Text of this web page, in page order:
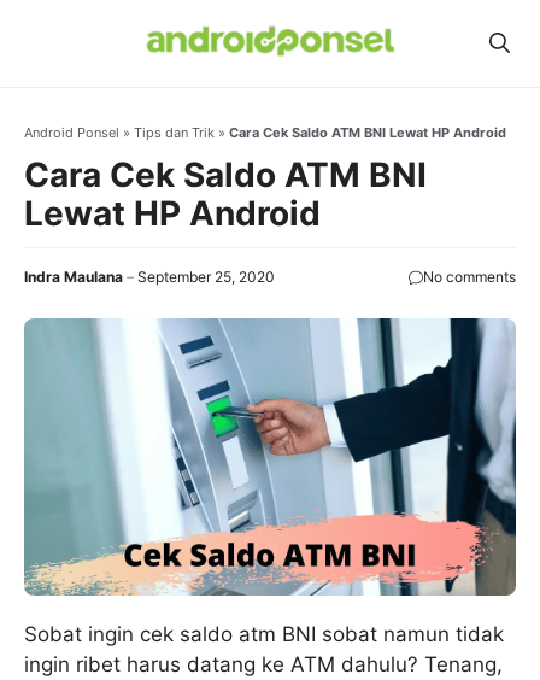
Android Ponsel » Tips dan Trik » Cara Cek Saldo ATM BNI Lewat HP Android
Cara Cek Saldo ATM BNI
Lewat HP Android
Indra Maulana September 25, 2020 No comments
Sobat ingin cek saldo atm BNI sobat namun tidak
ingin ribet harus datang ke ATM dahulu? Tenang,